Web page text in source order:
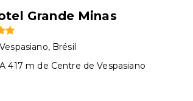
Grande Minas
Vespasiano, Brésil
A 417 m de Centre de Vespasiano